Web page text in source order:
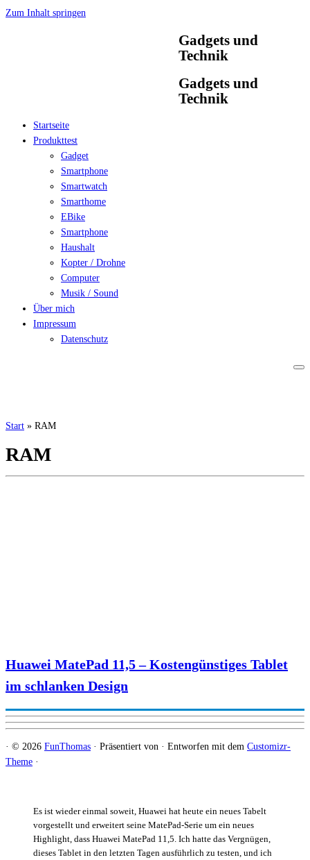
Zum Inhalt springen
Gadgets und
Technik
Gadgets und
Technik
Startseite
Produkttest
Gadget
Smartphone
Smartwatch
Smarthome
EBike
Smartphone
Haushalt
Kopter / Drohne
Computer
Musik / Sound
Über mich
Impressum
Datenschutz
Start » RAM
RAM
Es ist wieder einmal soweit, Huawei hat heute ein neues Tabelt
vorgestellt und erweitert seine MatePad-Serie um ein neues
Highlight, dass Huawei MatePad 11,5. Ich hatte das Vergnügen,
dieses Tablet in den letzten Tagen ausführlich zu testen, und ich
Huawei MatePad 11,5 – Kostengünstiges Tablet
im schlanken Design
· © 2026 FunThomas · Präsentiert von · Entworfen mit dem Customizr-
Theme ·